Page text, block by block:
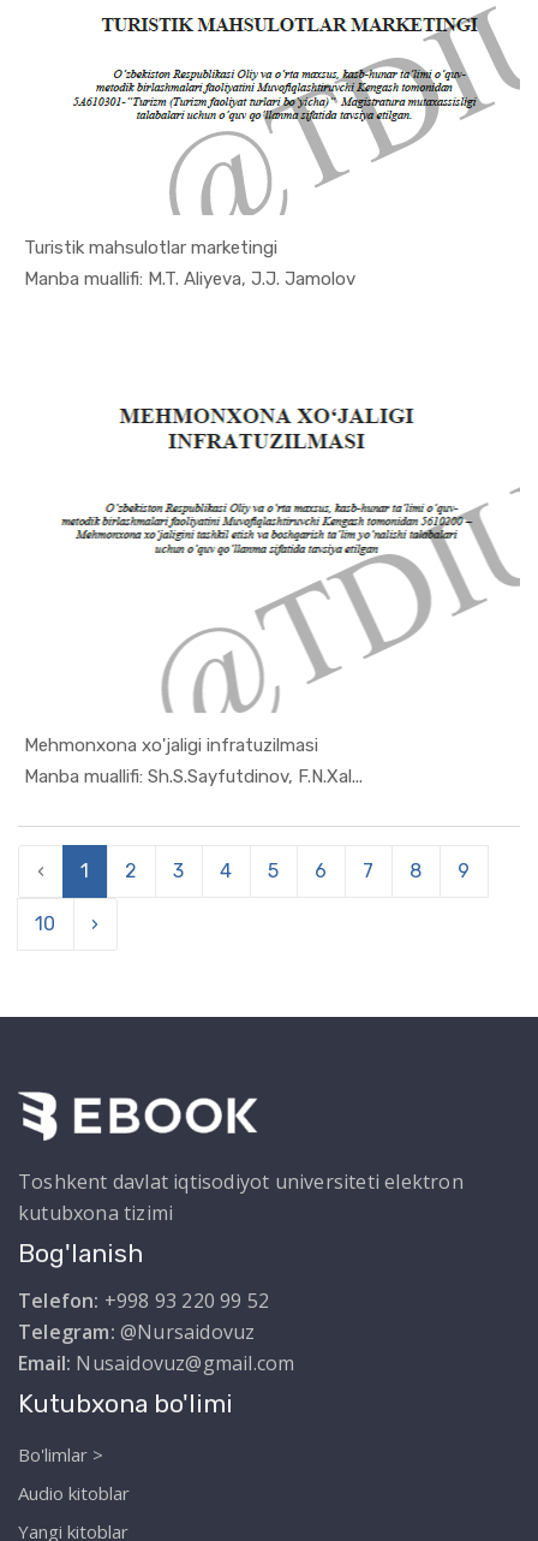
Turistik mahsulotlar marketingi
Manba muallifi: M.T. Aliyeva, J.J. Jamolov
In Turizm ...
Mehmonxona xo'jaligi infratuzilmasi
Manba muallifi: Sh.S.Sayfutdinov, F.N.Xal...
In Turizm ...
‹ 1 2 3 4 5 6 7 8 9
10 ›
Toshkent davlat iqtisodiyot universiteti elektron
kutubxona tizimi
Bog'lanish
Telefon: +998 93 220 99 52
Telegram: @Nursaidovuz
Email: Nusaidovuz@gmail.com
Kutubxona bo'limi
Bo'limlar >
Audio kitoblar
Yangi kitoblar